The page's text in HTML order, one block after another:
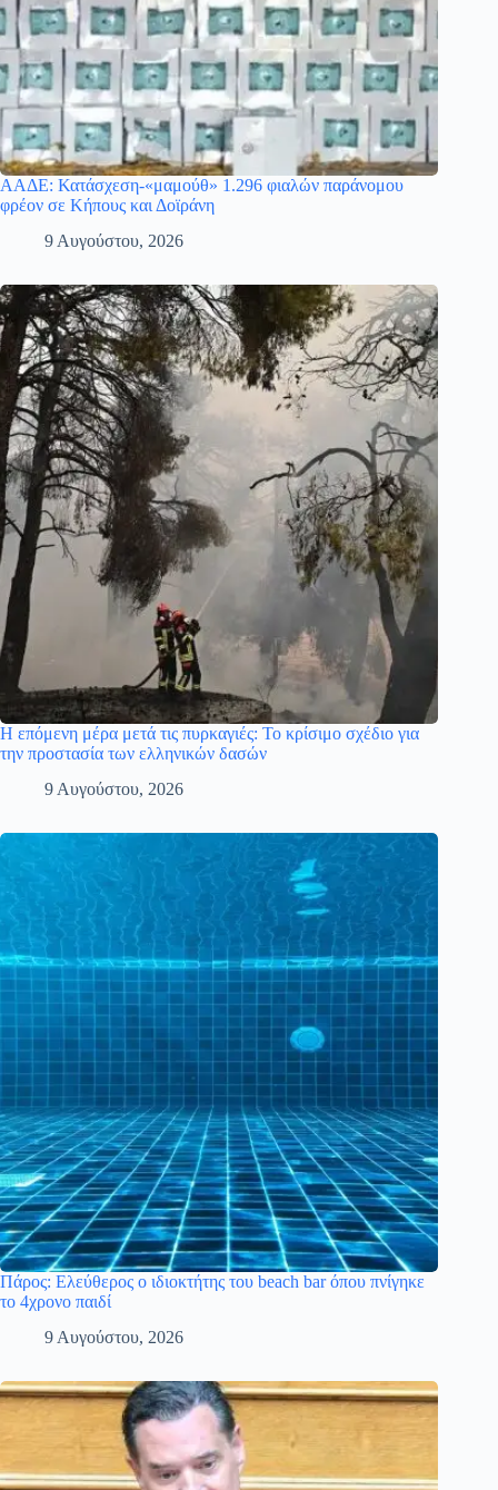
ΑΑΔΕ: Κατάσχεση-«μαμούθ» 1.296 φιαλών παράνομου
φρέον σε Κήπους και Δοϊράνη
9 Αυγούστου, 2026
Η επόμενη μέρα μετά τις πυρκαγιές: Το κρίσιμο σχέδιο για
την προστασία των ελληνικών δασών
9 Αυγούστου, 2026
Πάρος: Ελεύθερος ο ιδιοκτήτης του beach bar όπου πνίγηκε
το 4χρονο παιδί
9 Αυγούστου, 2026